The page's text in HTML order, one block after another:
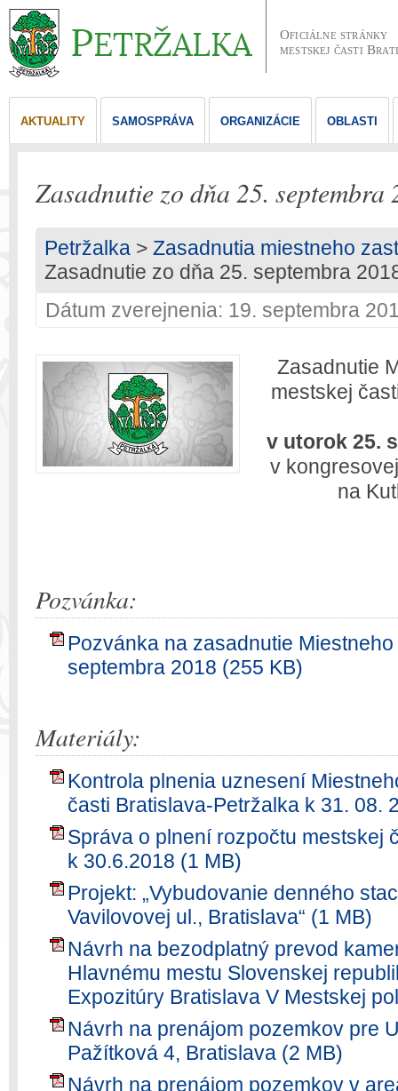
Oficiálne stránky
mestskej časti
AKTUALITY SAMOSPRÁVA ORGANIZÁCIE OBLASTI
Zasadnutie zo dňa 25. septembra
Petržalka > Zasadnutia miestneho
Zasadnutie zo dňa 25. septembra
Dátum zverejnenia: 19. septembra
Zasadnutie
mestskej
v utorok 25.
v
na
Pozvánka:
Pozvánka na zasadnutie
septembra 2018 (255 KB)
Materiály:
Kontrola plnenia uznesení
časti Bratislava-Petržalka k 31. 08.
Správa o plnení rozpočtu mestskej
k 30.6.2018 (1 MB)
Projekt: „Vybudovanie denného
Vavilovovej ul., Bratislava“ (1 MB)
Návrh na bezodplatný prevod
Hlavnému mestu Slovenskej
Expozitúry Bratislava V Mestskej
Návrh na prenájom pozemkov pre
Pažítková 4, Bratislava (2 MB)
Návrh na prenájom pozemkov v